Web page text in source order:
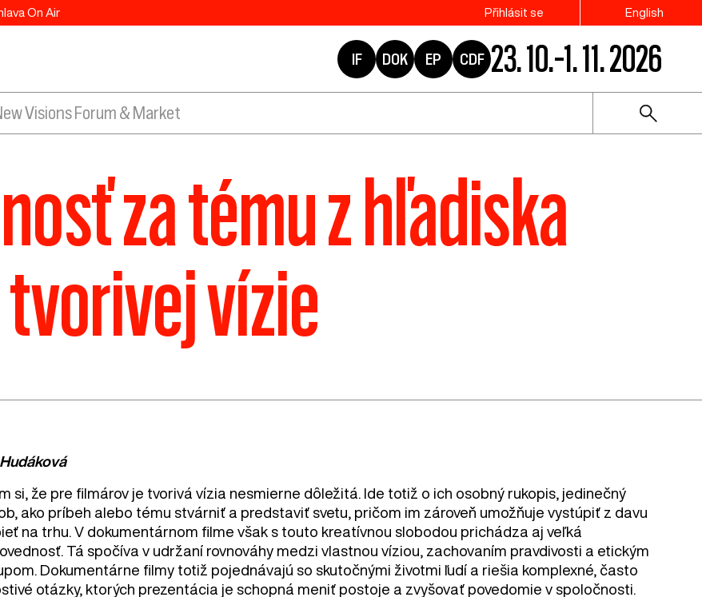
On Air Přihlásit se English
IF DOK EP CDF 23. 10.–1. 11. 2026
Visions Forum & Market
za tému z hľadiska
tvorivej vízie
si, že pre filmárov je tvorivá vízia nesmierne dôležitá. Ide totiž o ich osobný rukopis, jedinečný
ako príbeh alebo tému stvárniť a predstaviť svetu, pričom im zároveň umožňuje vystúpiť z davu
na trhu. V dokumentárnom filme však s touto kreatívnou slobodou prichádza aj veľká
Tá spočíva v udržaní rovnováhy medzi vlastnou víziou, zachovaním pravdivosti a etickým
Dokumentárne filmy totiž pojednávajú so skutočnými životmi ľudí a riešia komplexné, často
otázky, ktorých prezentácia je schopná meniť postoje a zvyšovať povedomie v spoločnosti.